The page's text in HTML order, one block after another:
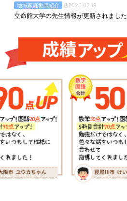
地域家庭教師紹介 2025.02.18
立命館大学の先生情報が更新されました